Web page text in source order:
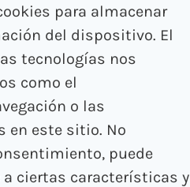
para almacenar
del dispositivo. El
tecnologías nos
como el
o las
en este sitio. No
puede
ciertas características y